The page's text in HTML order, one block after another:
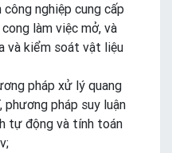
nghiệp cung cấp
làm việc mở, và
và kiểm soát vật liệu
pháp xử lý quang
pháp suy luận
tự động và tính toán